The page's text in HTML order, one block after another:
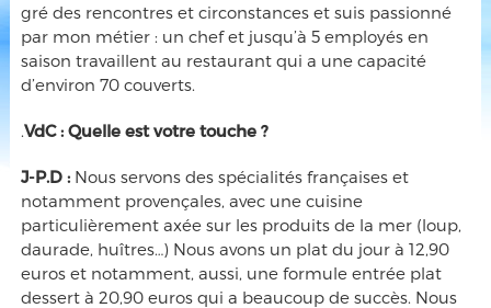
gré des rencontres et circonstances et suis passionné
par mon métier : un chef et jusqu’à 5 employés en
saison travaillent au restaurant qui a une capacité
d’environ 70 couverts.
.VdC : Quelle est votre touche ?
J-P.D : Nous servons des spécialités françaises et
notamment provençales, avec une cuisine
particulièrement axée sur les produits de la mer (loup,
daurade, huîtres…) Nous avons un plat du jour à 12,90
euros et notamment, aussi, une formule entrée plat
dessert à 20,90 euros qui a beaucoup de succès. Nous